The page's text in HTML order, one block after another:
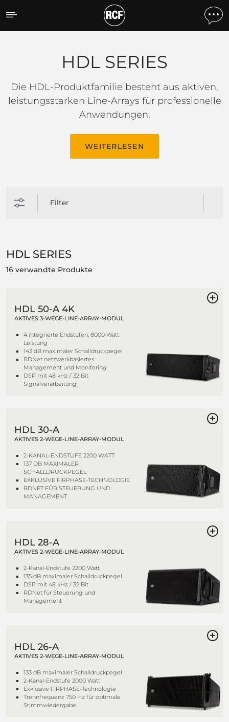
HDL SERIES
HDL SERIES
Die HDL-Produktfamilie besteht aus aktiven,
leistungsstarken Line-Arrays für professionelle
Anwendungen.
WEITERLESEN
Filter
HDL SERIES
16 verwandte Produkte
HDL 50-A 4K
AKTIVES 3-WEGE-LINE-ARRAY-MODUL
4 integrierte Endstufen, 8000 Watt
Leistung
143 dB maximaler Schalldruckpegel
RDNet netzwerkbasiertes
Management und Monitoring
DSP mit 48 kHz / 32 Bit
Signalverarbeitung
HDL 30-A
AKTIVES 2-WEGE-LINE-ARRAY-MODUL
2-KANAL-ENDSTUFE 2200 WATT
137 DB MAXIMALER
SCHALLDRUCKPEGEL
EXKLUSIVE FIRPHASE-TECHNOLOGIE
RDNET FÜR STEUERUNG UND
MANAGEMENT
HDL 28-A
AKTIVES 2-WEGE-LINE-ARRAY-MODUL
2-Kanal-Endstufe 2200 Watt
135 dB maximaler Schalldruckpegel
DSP mit 48 kHz / 32 Bit
RDNet für Steuerung und
Management
HDL 26-A
AKTIVES 2-WEGE-LINE-ARRAY-MODUL
133 dB maximaler Schalldruckpegel
2-Kanal-Endstufe 2000 Watt
Exklusive FiRPHASE-Technologie
Trennfrequenz 750 Hz für optimale
Stimmwiedergabe